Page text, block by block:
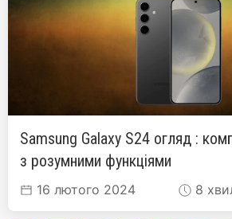
Samsung Galaxy S24 огляд :
з розумними функціями
16 лютого 2024 8